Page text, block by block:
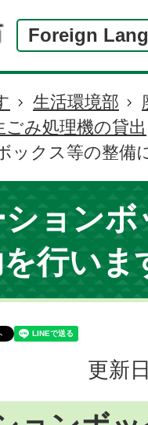
Foreign
生活環境部
ごみ処理機の貸出
ックス等の整備
ョン
行いま
更新